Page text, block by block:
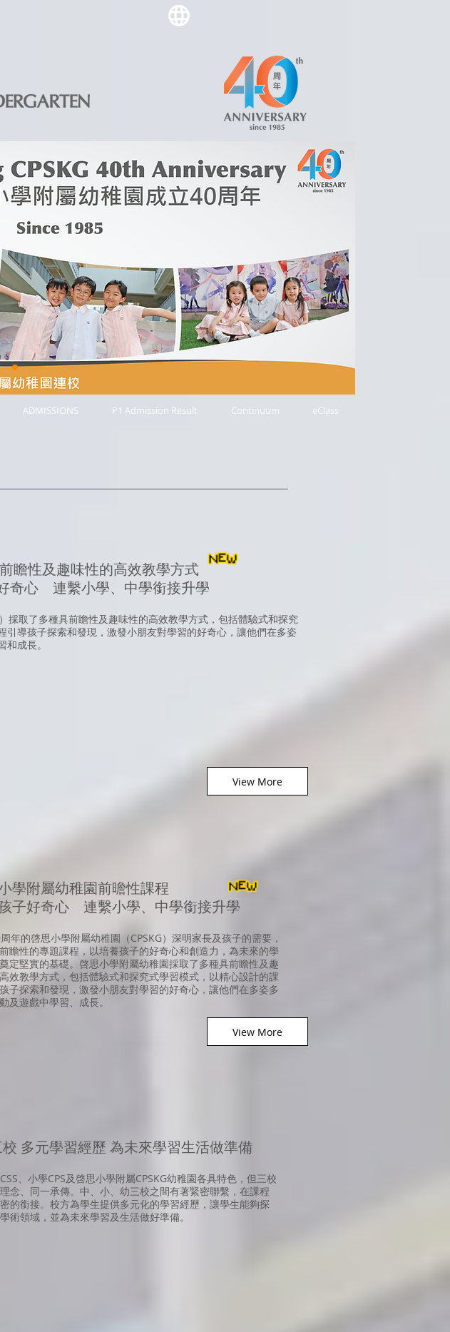
ADMISSIONS P1 Admission Result Continuum eClass
瞻性及趣味性的高效教學方式
奇心 連繫小學、中學銜接升學
採取了多種具前瞻性及趣味性的高效教學方式，包括體驗式和探究
引導孩子探索和發現，激發小朋友對學習的好奇心，讓他們在多姿
成長。
View More
多元學習經歷 為未來學習生活做準備
、 小學CPS及啓思小學附屬CPSKG幼稚園各具特色，但三校
念、同一承傳。中、小、幼三校之間有著緊密聯繫，在課程
的銜接。校方為學生提供多元化的學習經歷，讓學生能夠探
術領域，並為未來學習及生活做好準備。
學附屬幼稚園前曕性課程
子好奇心 連繫小學、中學銜接升學
年的啓思小學附屬幼稚園（CPSKG）深明家長及孩子的需要，
瞻性的專題課程，以培養孩子的好奇心和創造力，為未來的學
定堅實的基礎。啓思小學附屬幼稚園採取了多種具前瞻性及趣
效教學方式，包括體驗式和探究式學習模式，以精心設計的課
子探索和發現，激發小朋友對學習的好奇心，讓他們在多姿多
及遊戲中學習、成長。
View More